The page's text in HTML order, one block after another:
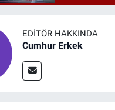
EDITÖR HAKKINDA
Cumhur Erkek